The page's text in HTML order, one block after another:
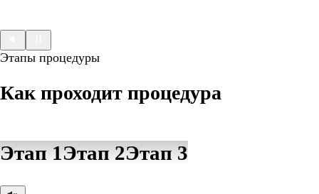
Этапы процедуры
Как проходит процедура
Этап 1Этап 2Этап 3